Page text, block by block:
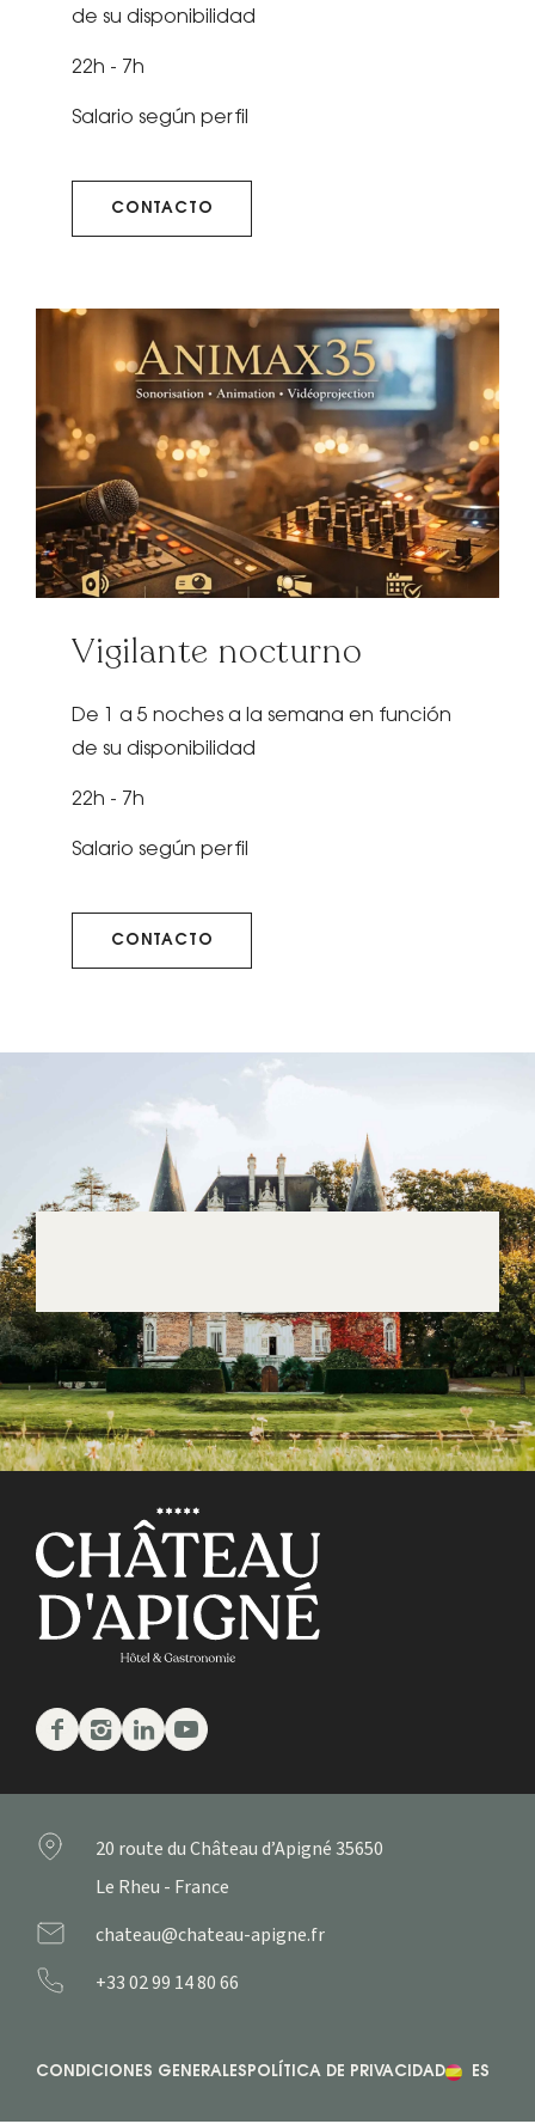
de su disponibilidad
22h - 7h
Salario según perfil
CONTACTO
Vigilante nocturno
De 1 a 5 noches a la semana en función
de su disponibilidad
22h - 7h
Salario según perfil
CONTACTO
Facebook
Instagram
LinkedinYoutube
20 route du Château d’Apigné35650
Le Rheu - France
chateau@chateau-apigne.fr
+33 02 99 14 80 66
CONDICIONES GENERALES POLÍTICA DE PRIVACIDAD ES